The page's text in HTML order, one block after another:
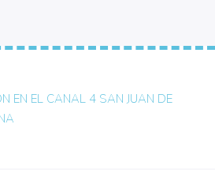
EN EL CANAL 4 SAN JUAN DE